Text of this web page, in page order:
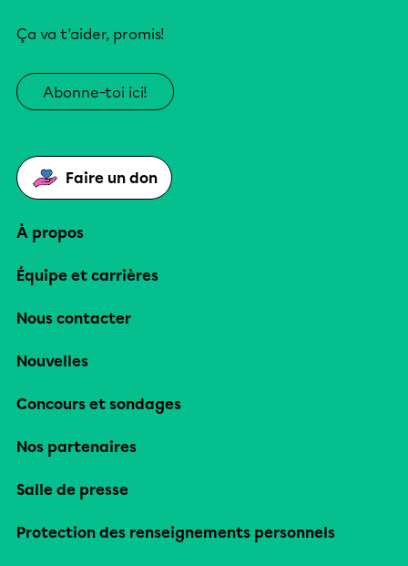
Ça va t’aider, promis!
Abonne-toi ici!
Faire un don
À propos
Équipe et carrières
Nous contacter
Nouvelles
Concours et sondages
Nos partenaires
Salle de presse
Protection des renseignements personnels